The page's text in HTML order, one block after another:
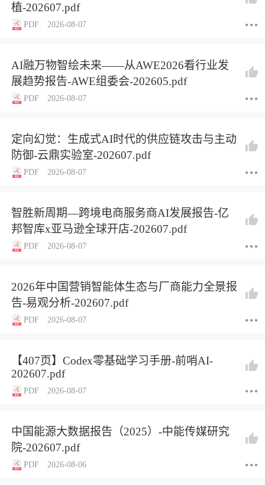
植-202607.pdf
PDF 2026-08-07
AI融万物智绘未来——从AWE2026看行业发
展趋势报告-AWE组委会-202605.pdf
PDF 2026-08-07
定向幻觉：生成式AI时代的供应链攻击与主动
防御-云鼎实验室-202607.pdf
PDF 2026-08-07
智胜新周期—跨境电商服务商AI发展报告-亿
邦智库x亚马逊全球开店-202607.pdf
PDF 2026-08-07
2026年中国营销智能体生态与厂商能力全景报
告-易观分析-202607.pdf
PDF 2026-08-07
【407页】Codex零基础学习手册-前哨AI-
202607.pdf
PDF 2026-08-07
中国能源大数据报告（2025）-中能传媒研究
院-202607.pdf
PDF 2026-08-06